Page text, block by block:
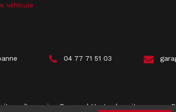
véhicule
04 77 71 51 03
d'occasion Roanne Vente de voiture neuve